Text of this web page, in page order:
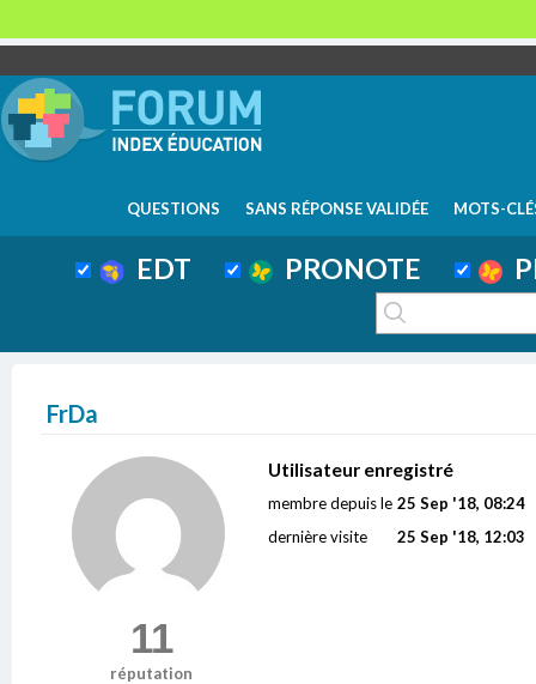
QUESTIONS SANS RÉPONSE VALIDÉE MOTS-
EDT PRONOTE
FrDa
11
réputation
Utilisateur enregistré
membre depuis le 25 Sep '18, 08:24
dernière visite
25 Sep '18, 12:03